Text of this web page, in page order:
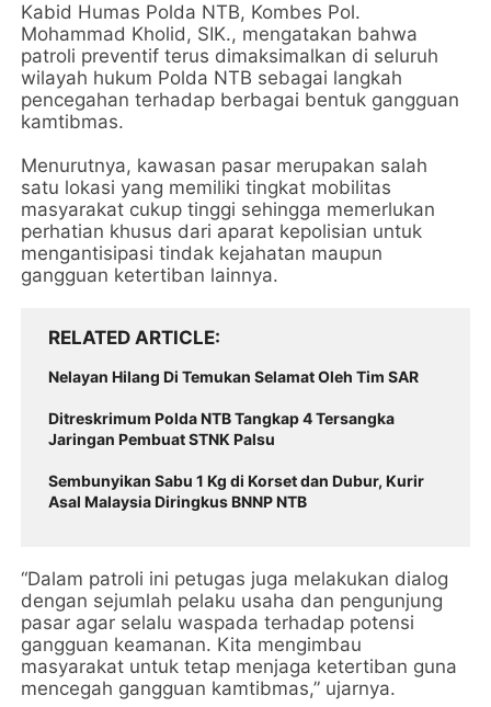
Kabid Humas Polda NTB, Kombes Pol.
Mohammad Kholid, SIK., mengatakan bahwa
patroli preventif terus dimaksimalkan di seluruh
wilayah hukum Polda NTB sebagai langkah
pencegahan terhadap berbagai bentuk gangguan
kamtibmas.
Menurutnya, kawasan pasar merupakan salah
satu lokasi yang memiliki tingkat mobilitas
masyarakat cukup tinggi sehingga memerlukan
perhatian khusus dari aparat kepolisian untuk
mengantisipasi tindak kejahatan maupun
gangguan ketertiban lainnya.
RELATED ARTICLE
Nelayan Hilang Di Temukan Selamat Oleh Tim SAR
Ditreskrimum Polda NTB Tangkap 4 Tersangka
Jaringan Pembuat STNK Palsu
Sembunyikan Sabu 1 Kg di Korset dan Dubur, Kurir
Asal Malaysia Diringkus BNNP NTB
“Dalam patroli ini petugas juga melakukan dialog
dengan sejumlah pelaku usaha dan pengunjung
pasar agar selalu waspada terhadap potensi
gangguan keamanan. Kita mengimbau
masyarakat untuk tetap menjaga ketertiban guna
mencegah gangguan kamtibmas,” ujarnya.